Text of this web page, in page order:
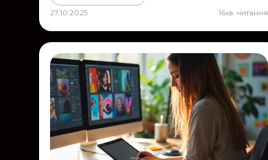
27.10.2025
16хв. читання